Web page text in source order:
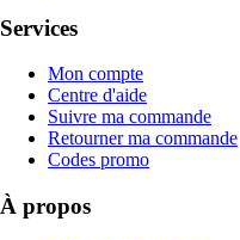
Services
Mon compte
Centre d'aide
Suivre ma commande
Retourner ma commande
Codes promo
À propos